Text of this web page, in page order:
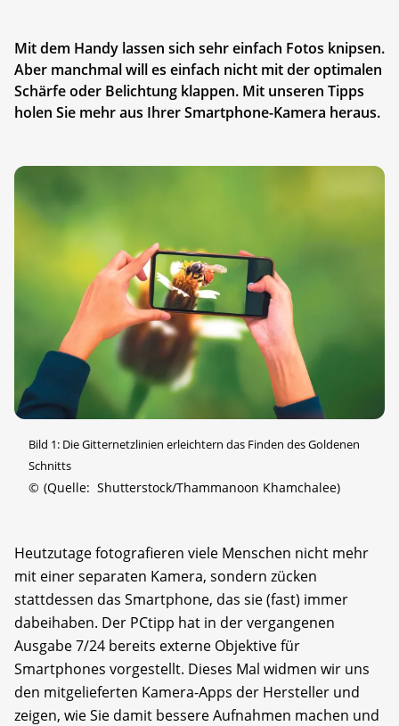
Mit dem Handy lassen sich sehr einfach Fotos knipsen.
Aber manchmal will es einfach nicht mit der optimalen
Schärfe oder Belichtung klappen. Mit unseren Tipps
holen Sie mehr aus Ihrer Smartphone-Kamera heraus.
Bild 1: Die Gitternetzlinien erleichtern das Finden des Goldenen
Schnitts
© (Quelle: Shutterstock/Thammanoon Khamchalee)
Heutzutage fotografieren viele Menschen nicht mehr
mit einer separaten Kamera, sondern zücken
stattdessen das Smartphone, das sie (fast) immer
dabeihaben. Der PCtipp hat in der vergangenen
Ausgabe 7/24 bereits externe Objektive für
Smartphones vorgestellt. Dieses Mal widmen wir uns
den mitgelieferten Kamera-Apps der Hersteller und
zeigen, wie Sie damit bessere Aufnahmen machen und